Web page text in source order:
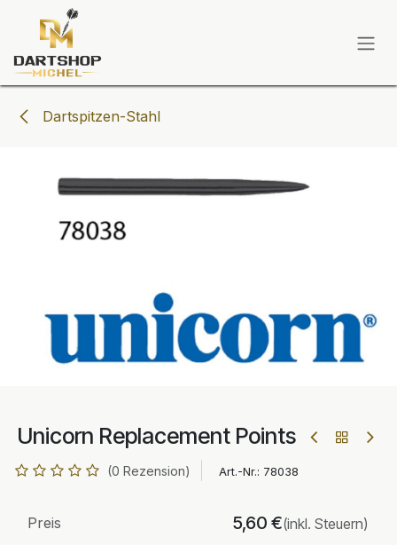
Zum Inhalt springen
Dartspitzen-Stahl
Unicorn Replacement Points
(0 Rezension) Art.-Nr.: 78038
Preis 5,60 €(inkl. Steuern)